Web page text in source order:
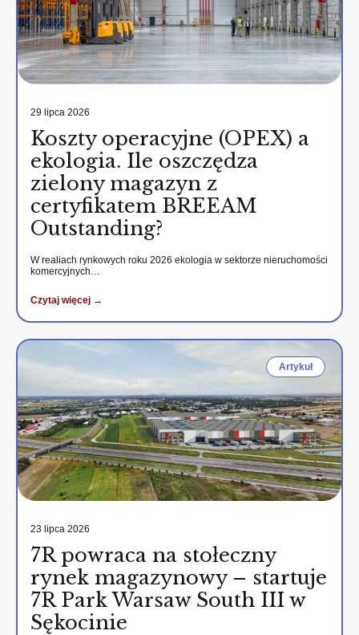
29 lipca 2026
Koszty operacyjne (OPEX) a
ekologia. Ile oszczędza
zielony magazyn z
certyfikatem BREEAM
Outstanding?
W realiach rynkowych roku 2026 ekologia w sektorze nieruchomości
komercyjnych…
Czytaj więcej →
Artykuł
23 lipca 2026
7R powraca na stołeczny
rynek magazynowy – startuje
7R Park Warsaw South III w
Sękocinie